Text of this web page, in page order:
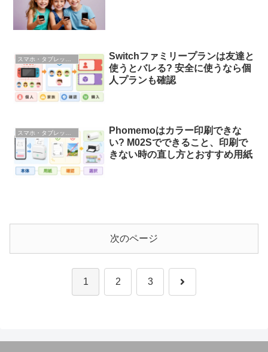
Switchファミリープランは友達と
使うとバレる? 安全に使うなら個
人プランも確認
スマホ・タブレット・ガジェット
Phomemoはカラー印刷できな
い? M02Sでできること、印刷で
きない時の直し方とおすすめ用紙
次のページ
1 2 3 次